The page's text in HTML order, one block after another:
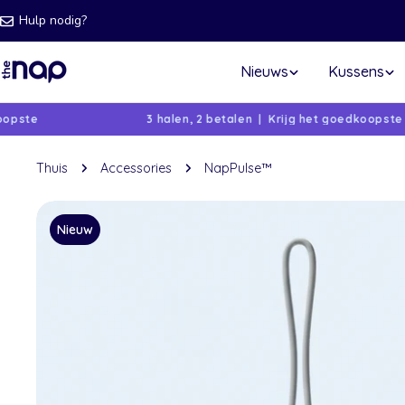
Doorgaan
naar
artikel
Hulp nodig?
Nieuws Kussens
3 halen, 2 betalen | Krijg het goedkoopste
Thuis Accessories NapPulse™
Ga
naar